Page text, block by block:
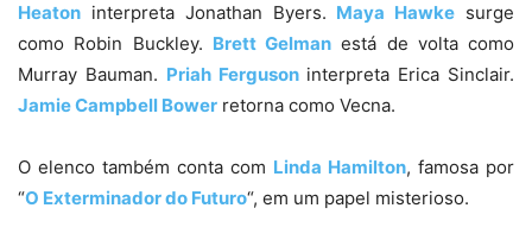
Heaton interpreta Jonathan Byers. Maya Hawke surge
como Robin Buckley. Brett Gelman está de volta como
Murray Bauman. Priah Fergusoninterpreta Erica Sinclair.
Jamie Campbell Bower retorna como Vecna.
O elenco também conta com Linda Hamilton, famosa por
“O Exterminador do Futuro“, em um papel misterioso.